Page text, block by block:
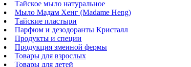
Тайское мыло натуральное
Мыло Мадам Хенг (Madame Heng)
Тайские пластыри
Парфюм и дезодоранты Кристалл
Продукты и специи
Продукция змеиной фермы
Товары для взрослых
Товары для детей